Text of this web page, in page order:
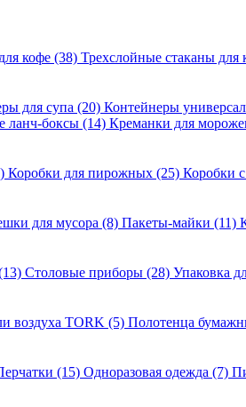
кофе (38) Трехслойные стаканы для
для супа (20) Контейнеры
ланч-боксы (14) Креманки для
Коробки для пирожных (25) Коробки
для мусора (8) Пакеты-майки (11)
Столовые приборы (28) Упаковка
воздуха TORK (5) Полотенца
(15) Одноразовая одежда (7)